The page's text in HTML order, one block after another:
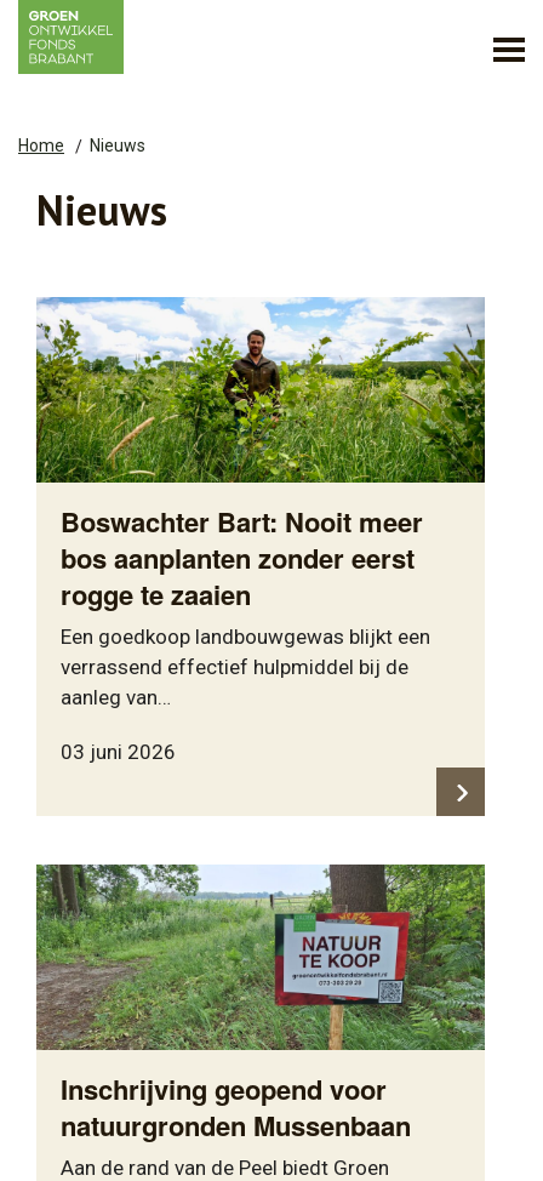
Home Nieuws
Nieuws
Boswachter Bart: Nooit meer
bos aanplanten zonder eerst
rogge te zaaien
Een goedkoop landbouwgewas blijkt een
verrassend effectief hulpmiddel bij de
aanleg van…
03 juni 2026
Inschrijving geopend voor
natuurgronden Mussenbaan
Aan de rand van de Peel biedt Groen